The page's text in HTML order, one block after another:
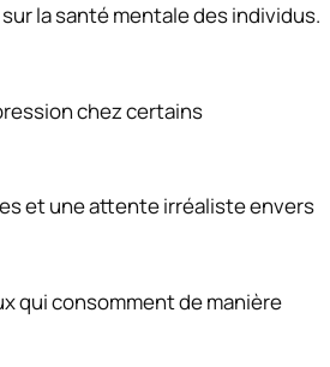
sur la santé mentale des individus.
chez certains
et une attente irréaliste envers
qui consomment de manière